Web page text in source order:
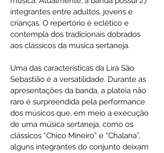
integrantes entre adultos, jovens e
crianças. O repertório é eclético e
contempla dos tradicionais dobrados
aos clássicos da música sertaneja.
Uma das características da Lira São
Sebastião é a versatilidade. Durante as
apresentações da banda, a plateia não
raro é surpreendida pela performance
dos músicos que, em meio a execução
de uma música sertaneja, como os
clássicos “Chico Mineiro” e “Chalana”,
alguns integrantes do conjunto deixam